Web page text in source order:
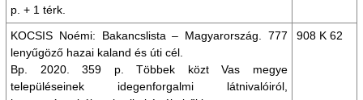
p. + 1 térk.
KOCSIS Noémi: Bakancslista – Magyarország. 777
lenyűgöző hazai kaland és úti cél.
Bp. 2020. 359 p. Többek közt Vas megye
településeinek idegenforgalmi látnivalóiról,
908 K 62